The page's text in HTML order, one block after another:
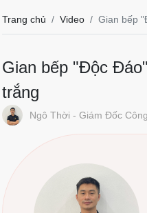
Trang chủ Video Gian bếp
Gian bếp "Độc
trắng
Ngô Thời - Giám Đốc